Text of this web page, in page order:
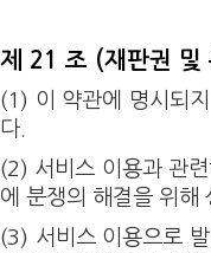
제 21 조 (재판권 및
(1) 이 약관에 명시되
다.
(2) 서비스 이용과 관
에 분쟁의 해결을 위해
(3) 서비스 이용으로